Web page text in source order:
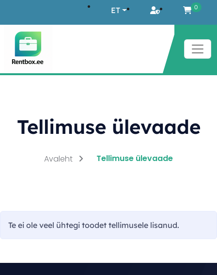
ET 0
Tellimuse ülevaade
Avaleht Tellimuse ülevaade
Te ei ole veel ühtegi toodet tellimusele lisanud.